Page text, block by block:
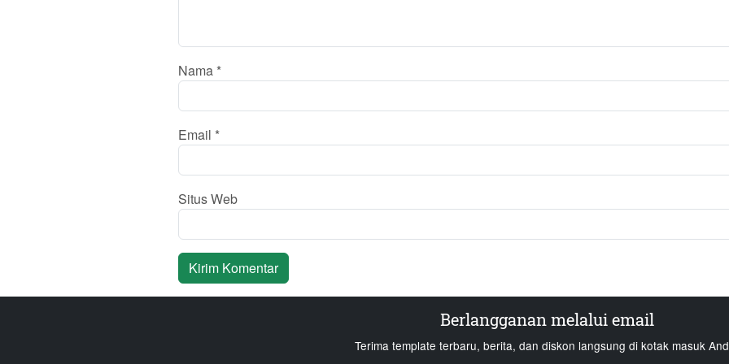
Nama *
Email *
Situs Web
Berlangganan melalui email
Terima template terbaru, berita, dan diskon langsung di kotak masuk